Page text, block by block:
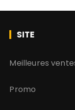
SITE
Meilleures
Promo